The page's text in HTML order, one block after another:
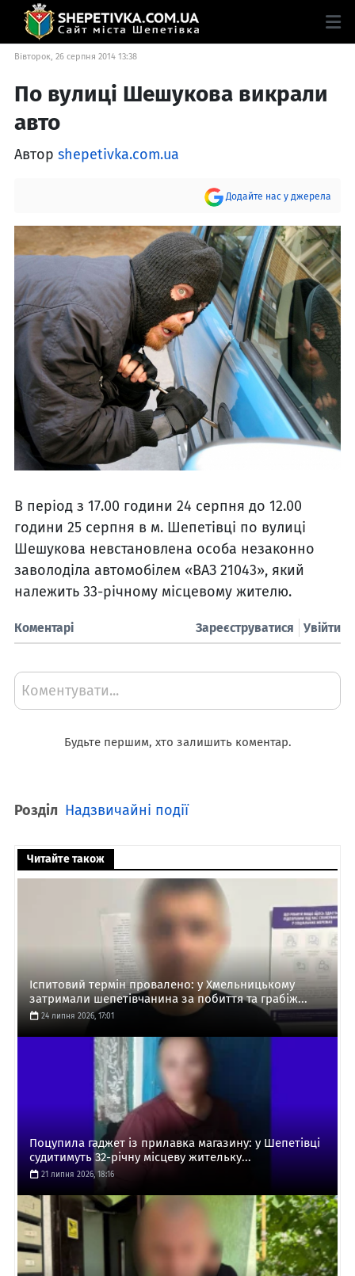
Вівторок, 26 серпня 2014 13:38
По вулиці Шешукова викрали
авто
Автор shepetivka.com.ua
Додайте нас у джерела
В період з 17.00 години 24 серпня до 12.00
години 25 серпня в м. Шепетівці по вулиці
Шешукова невстановлена особа незаконно
заволоділа автомобілем «ВАЗ 21043», який
належить 33-річному місцевому жителю.
Коментарі Увійти
Зареєструватися
Коментувати...
Будьте першим, хто залишить коментар.
Розділ Надзвичайні події
Читайте також
Іспитовий термін провалено: у Хмельницькому
затримали шепетівчанина за побиття та грабіж...
24 липня 2026, 17:01
Поцупила гаджет із прилавка магазину: у Шепетівці
судитимуть 32-річну місцеву жительку...
21 липня 2026, 18:16